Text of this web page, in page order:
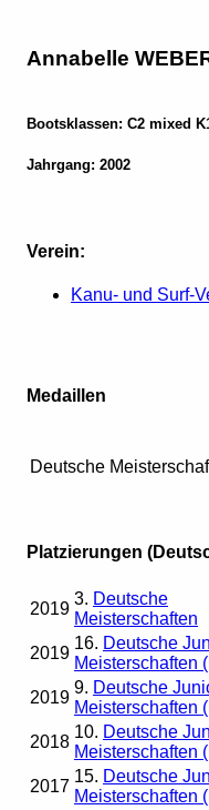
Annabelle
Bootsklassen: C2 mixed
Jahrgang: 2002
Verein:
Kanu- und Surf-
Medaillen
Deutsche
Platzierungen
2019
3. Deutsche
Meisterschaften
2019
16. Deutsche
Meisterschaften
2019
9. Deutsche
Meisterschaften
2018
10. Deutsche
Meisterschaften
2017
15. Deutsche
Meisterschaften